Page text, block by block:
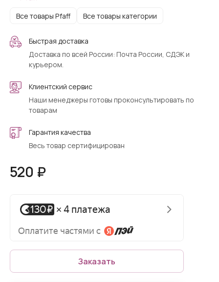
Все товары Pfaff Все товары категории
Быстрая доставка
Доставка по всей России: Почта России, СДЭК и
курьером.
Клиентский сервис
Наши менеджеры готовы проконсультировать по
товарам
Гарантия качества
Весь товар сертифицирован
520 ₽
Заказать